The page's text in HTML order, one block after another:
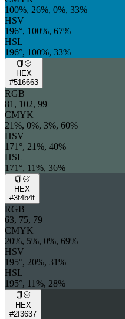
100%, 26%, 0%, 33%
HSV
196°, 100%, 67%
HSL
196°, 100%, 33%
HEX
#516663
RGB
81, 102, 99
CMYK
21%, 0%, 3%, 60%
HSV
171°, 21%, 40%
HSL
171°, 11%, 36%
HEX
#3f4b4f
RGB
63, 75, 79
CMYK
20%, 5%, 0%, 69%
HSV
195°, 20%, 31%
HSL
195°, 11%, 28%
HEX
#2f3637